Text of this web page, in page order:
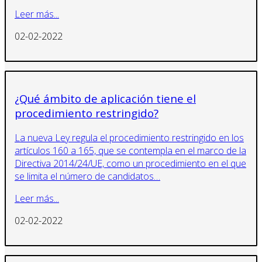
Leer más...
02-02-2022
¿Qué ámbito de aplicación tiene el
procedimiento restringido?
La nueva Ley regula el procedimiento restringido en los
artículos 160 a 165, que se contempla en el marco de la
Directiva 2014/24/UE, como un procedimiento en el que
se limita el número de candidatos…
Leer más...
02-02-2022